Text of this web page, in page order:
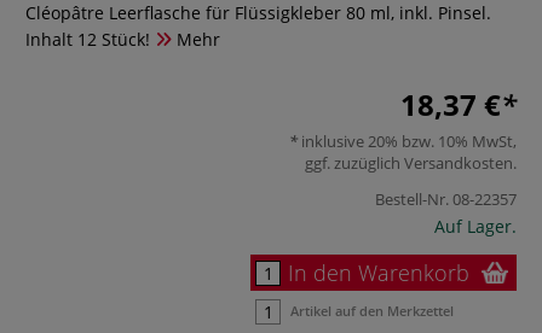
Cléopâtre Leerflasche für Flüssigkleber 80 ml, inkl. Pinsel.
Inhalt 12 Stück!
Mehr
18,37 €
inklusive 20% bzw. 10% MwSt,
ggf. zuzüglich Versandkosten.
Bestell-Nr.08-22357
Auf Lager.
In den Warenkorb
Artikel auf den Merkzettel